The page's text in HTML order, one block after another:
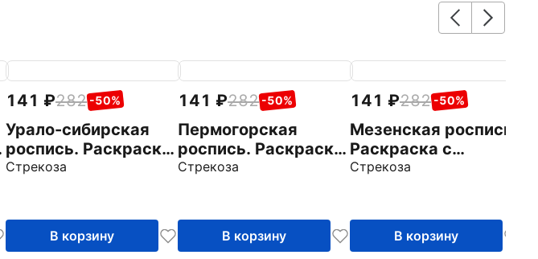
141 282 -50%
Урало-сибирская
роспись. Раскраска
с наклейками
Стрекоза
В корзину
141 282 -50%
Пермогорская
роспись. Раскраска
с наклейками
Стрекоза
В корзину
141 282 -50%
Мезенская роспись.
Раскраска с
наклейками
Стрекоза
В корзину